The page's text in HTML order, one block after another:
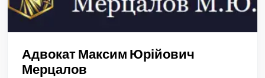
Адвокат Максим Юрійович
Мерцалов